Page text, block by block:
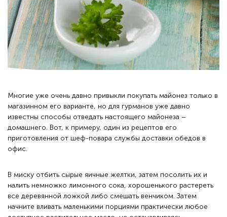
Многие уже очень давно привыкли покупать майонез только в
магазинном его варианте, но для гурманов уже давно
известны способы отведать настоящего майонеза –
домашнего. Вот, к примеру, один из рецептов его
приготовления от шеф-повара службы доставки обедов в
офис.
В миску отбить сырые яичные желтки, затем посолить их и
налить немножко лимонного сока, хорошенького растереть
все деревянной ложкой либо смешать венчиком. Затем
начните вливать маленькими порциями практически любое